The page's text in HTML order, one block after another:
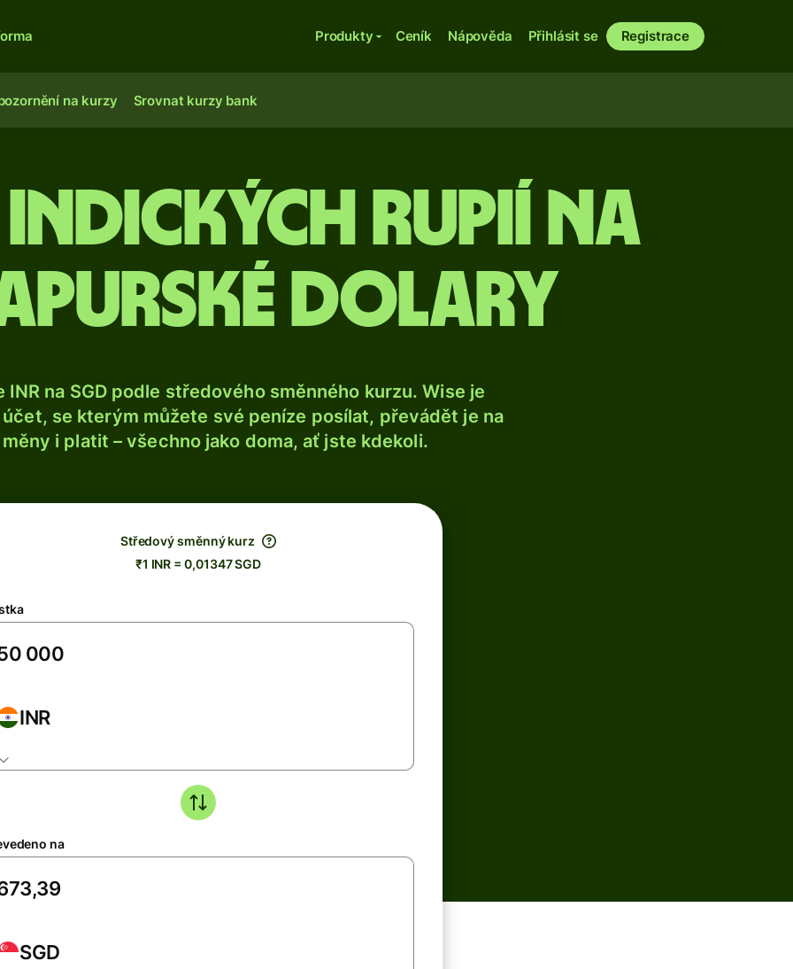
Produkty Ceník Nápověda Přihlásit se Registrace
na kurzy Srovnat kurzy bank
indických rupií na
dolary
INR na SGD podle středového směnného kurzu. Wise je
se kterým můžete své peníze posílat, převádět je na
i platit – všechno jako doma, ať jste kdekoli.
Středový směnný kurz
₹1 INR = 0,01347 SGD
INR
na
SGD